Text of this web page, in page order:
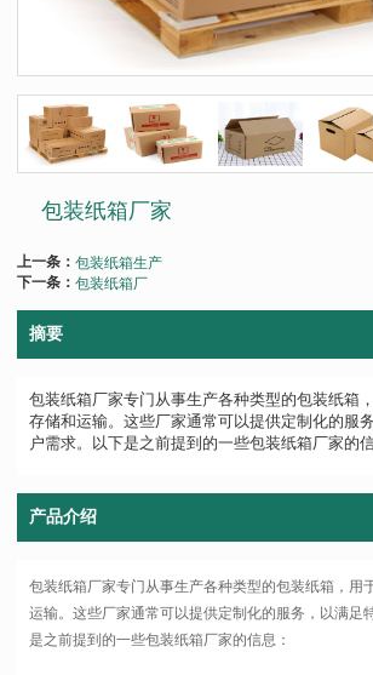
包装纸箱厂家
上一条：包装纸箱生产
下一条：包装纸箱厂
摘要
包装纸箱厂家专门从事生产各种类型的包装纸箱
存储和运输。这些厂家通常可以提供定制化的服
户需求。以下是之前提到的一些包装纸箱厂家的
产品介绍
包装纸箱厂家专门从事生产各种类型的包装纸箱，用
运输。这些厂家通常可以提供定制化的服务，以满足
是之前提到的一些包装纸箱厂家的信息：